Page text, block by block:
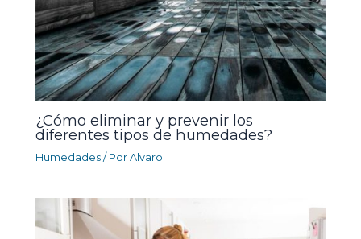
¿Cómo eliminar y prevenir los
diferentes tipos de humedades?
Humedades / PorAlvaro